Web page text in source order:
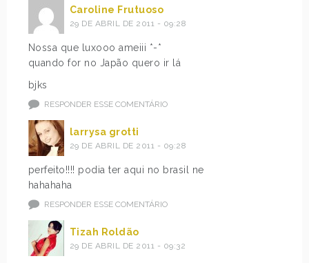
Caroline Frutuoso
29 DE ABRIL DE 2011 - 09:28
Nossa que luxooo ameiii *-*
quando for no Japão quero ir lá
bjks
RESPONDER ESSE COMENTÁRIO
larrysa grotti
29 DE ABRIL DE 2011 - 09:28
perfeito!!!! podia ter aqui no brasil ne
hahahaha
RESPONDER ESSE COMENTÁRIO
Tizah Roldão
29 DE ABRIL DE 2011 - 09:32